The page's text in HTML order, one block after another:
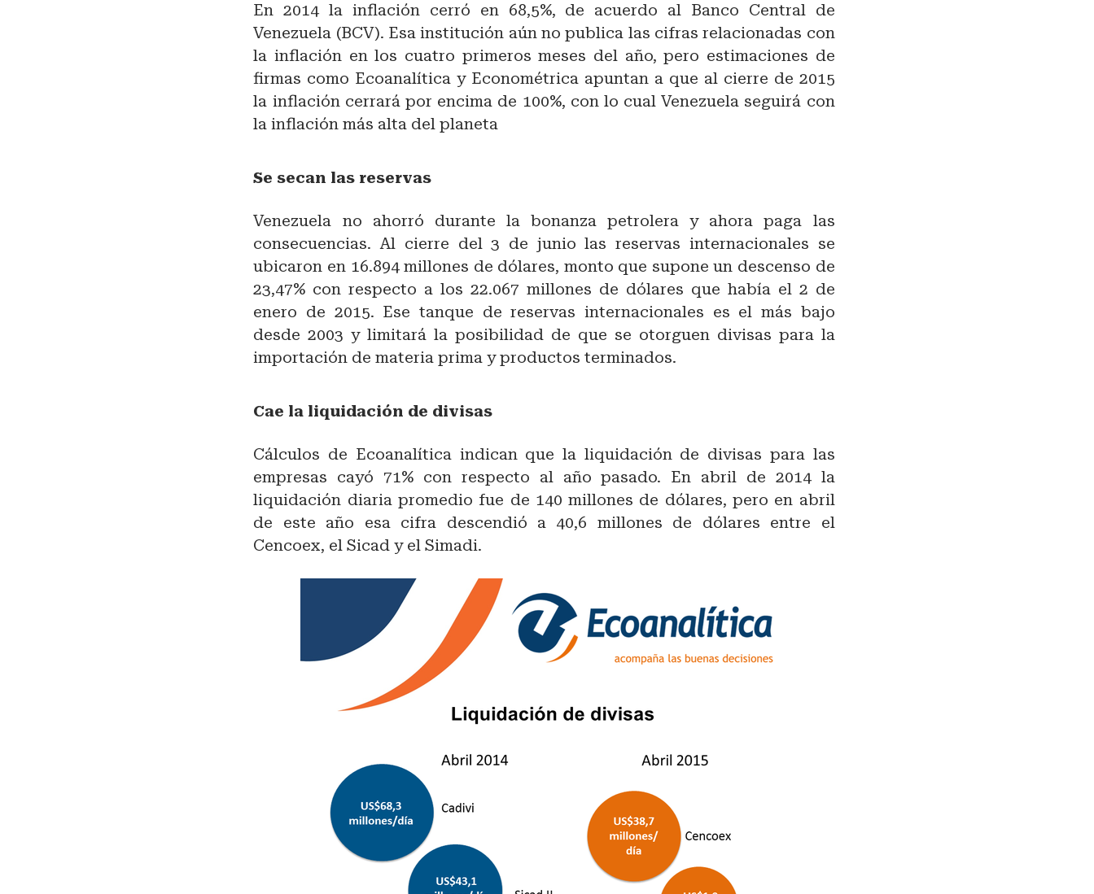
En 2014 la inflación cerró en 68,5%, de acuerdo al Banco Central de
Venezuela (BCV). Esa institución aún no publica las cifras relacionadas con
la inflación en los cuatro primeros meses del año, pero estimaciones de
firmas como Ecoanalítica y Econométrica apuntan a que al cierre de 2015
la inflación cerrará por encima de 100%, con lo cual Venezuela seguirá con
la inflación más alta del planeta
Se secan las reservas
Venezuela no ahorró durante la bonanza petrolera y ahora paga las
consecuencias. Al cierre del 3 de junio las reservas internacionales se
ubicaron en 16.894 millones de dólares, monto que supone un descenso de
23,47% con respecto a los 22.067 millones de dólares que había el 2 de
enero de 2015. Ese tanque de reservas internacionales es el más bajo
desde 2003 y limitará la posibilidad de que se otorguen divisas para la
importación de materia prima y productos terminados.
Cae la liquidación de divisas
Cálculos de Ecoanalítica indican que la liquidación de divisas para las
empresas cayó 71% con respecto al año pasado. En abril de 2014 la
liquidación diaria promedio fue de 140 millones de dólares, pero en abril
de este año esa cifra descendió a 40,6 millones de dólares entre el
Cencoex, el Sicad y el Simadi.